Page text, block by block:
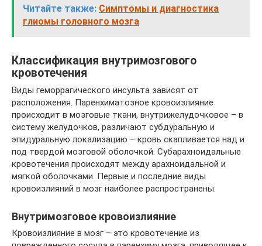
Читайте также: Симптомы и диагностика
глиомы головного мозга
Классификация внутримозгового
кровотечения
Виды геморрагического инсульта зависят от
расположения. Паренхиматозное кровоизлияние
происходит в мозговые ткани, внутрижелудочковое – в
систему желудочков, различают субдуральную и
эпидуральную локализацию – кровь скапливается над и
под твердой мозговой оболочкой. Субарахноидальные
кровотечения происходят между арахноидальной и
мягкой оболочками. Первые и последние виды
кровоизлияний в мозг наиболее распространены.
Внутримозговое кровоизлияние
Кровоизлияние в мозг – это кровотечение из